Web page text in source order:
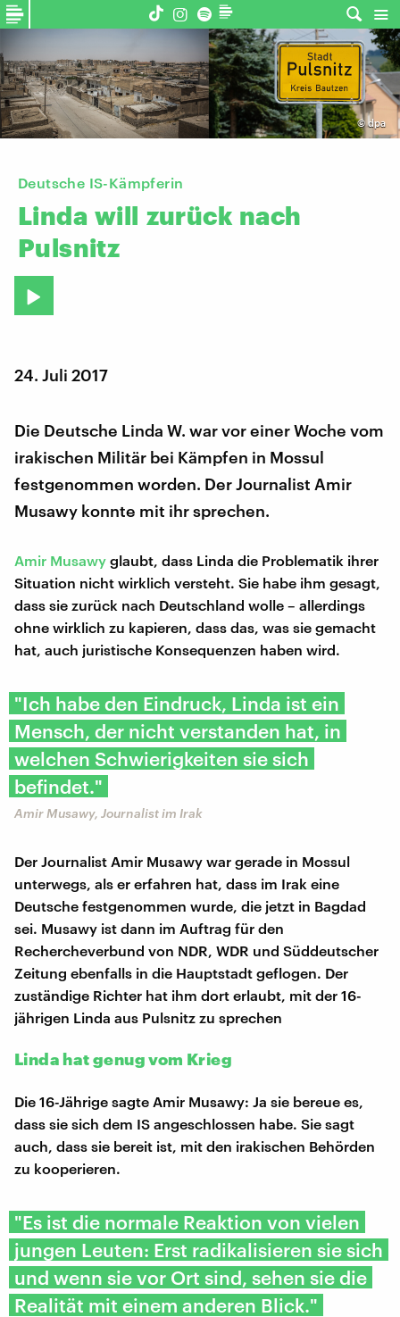
©dpa
Deutsche IS-Kämpferin
Linda will zurück nach
Pulsnitz
24. Juli 2017
Die Deutsche Linda W. war vor einer Woche vom
irakischen Militär bei Kämpfen in Mossul
festgenommen worden. Der Journalist Amir
Musawy konnte mit ihr sprechen.
Amir Musawy glaubt, dass Linda die Problematik ihrer
Situation nicht wirklich versteht. Sie habe ihm gesagt,
dass sie zurück nach Deutschland wolle – allerdings
ohne wirklich zu kapieren, dass das, was sie gemacht
hat, auch juristische Konsequenzen haben wird.
"Ich habe den Eindruck, Linda ist ein
Mensch, der nicht verstanden hat, in
welchen Schwierigkeiten sie sich
befindet."
Amir Musawy, Journalist im Irak
Der Journalist Amir Musawy war gerade in Mossul
unterwegs, als er erfahren hat, dass im Irak eine
Deutsche festgenommen wurde, die jetzt in Bagdad
sei. Musawy ist dann im Auftrag für den
Rechercheverbund von NDR, WDR und Süddeutscher
Zeitung ebenfalls in die Hauptstadt geflogen. Der
zuständige Richter hat ihm dort erlaubt, mit der 16-
jährigen Linda aus Pulsnitz zu sprechen
Linda hat genug vom Krieg
Die 16-Jährige sagte Amir Musawy: Ja sie bereue es,
dass sie sich dem IS angeschlossen habe. Sie sagt
auch, dass sie bereit ist, mit den irakischen Behörden
zu kooperieren.
"Es ist die normale Reaktion von vielen
jungen Leuten: Erst radikalisieren sie sich
und wenn sie vor Ort sind, sehen sie die
Realität mit einem anderen Blick."